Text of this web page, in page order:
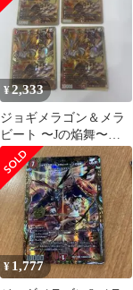
¥2,333
ジョギメラゴン＆メラ
ビート 〜Jの焔舞〜
金 シク シークレッ
ト 4枚セット
¥ 1,777